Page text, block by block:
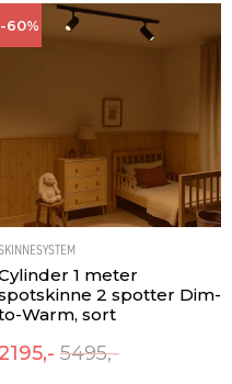
-60%
1 meter
2 spotter Dim-
Warm, sort
2195,- 5495,-